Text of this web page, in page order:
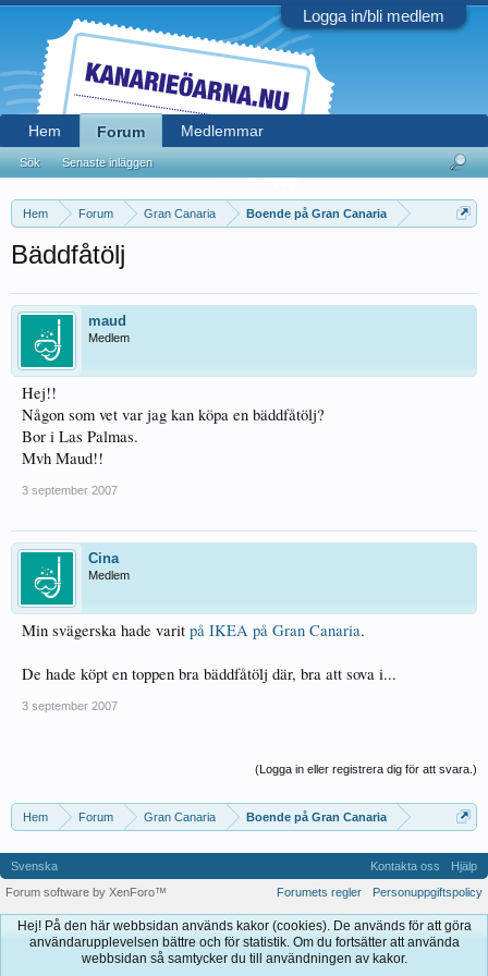
Logga in/bli medlem
Hem Forum Gran Canaria Boende på Gran Canaria
Bäddfåtölj
maud
Medlem
Hej!!
Någon som vet var jag kan köpa en bäddfåtölj?
Bor i Las Palmas.
Mvh Maud!!
3 september 2007
Cina
Medlem
Min svägerska hade varit på IKEA på Gran Canaria.
De hade köpt en toppen bra bäddfåtölj där, bra att sova i...
3 september 2007
(Logga in eller registrera dig för att svara.)
Hem Forum Gran Canaria Boende på Gran Canaria
Hem Forum
Sök Senaste inläggen
Medlemmar
Svenska Kontakta oss
Hjälp
Forumets regler
Personuppgiftspolicy
Forum software by XenForo™
Hej! På den här webbsidan används kakor (cookies). De används för att göra
användarupplevelsen bättre och för statistik. Om du fortsätter att använda
webbsidan så samtycker du till användningen av kakor.